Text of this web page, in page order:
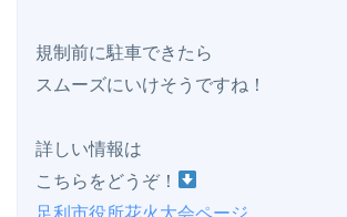
規制前に駐車できたら
スムーズにいけそうですね！
詳しい情報は
こちらをどうぞ！
足利市役所花火大会ページ